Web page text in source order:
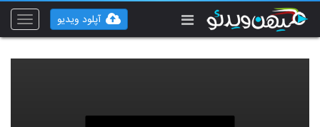
Toggle
آپلود ویدیو